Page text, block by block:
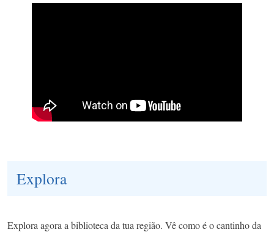
Explora
Explora agora a biblioteca da tua região. Vê como é o cantinho da